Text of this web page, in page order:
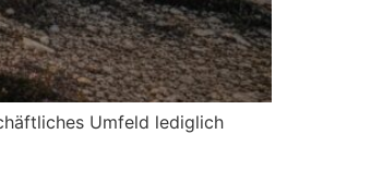
Umfeld lediglich